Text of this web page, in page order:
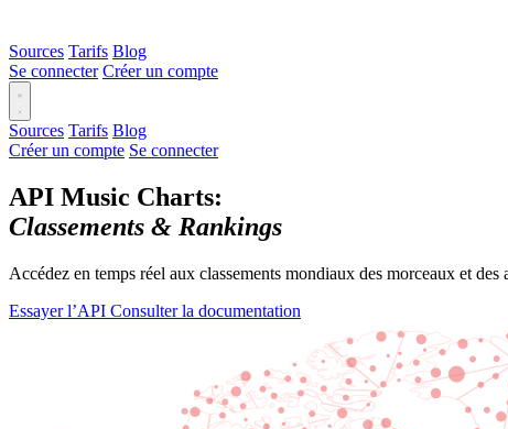
Sources Tarifs Blog
Se connecter Créer un compte
Sources Tarifs Blog
Créer un compte Se connecter
API Music Charts:
Classements & Rankings
Accédez en temps réel aux classements mondiaux des morceaux et
Essayer l’API Consulter la documentation